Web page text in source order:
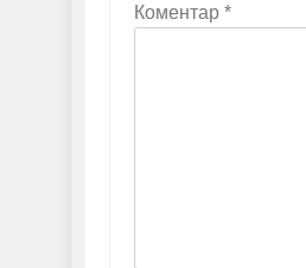
Коментар *